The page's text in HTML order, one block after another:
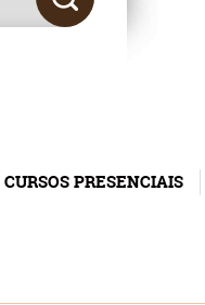
CURSOS PRESENCIAIS